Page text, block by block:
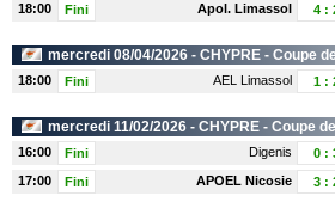
18:00
Fini Apol. Limassol 4:
mercredi 08/04/2026 - CHYPRE - Coupe
18:00 Fini AEL Limassol 1:
mercredi 11/02/2026 - CHYPRE - Coupe
16:00 Fini Digenis 0:
17:00
Fini APOEL Nicosie 3: